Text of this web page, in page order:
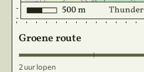
Groene route
2 uur lopen